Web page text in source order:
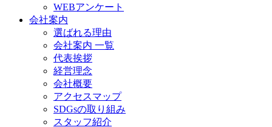
WEBアンケート
会社案内
選ばれる理由
会社案内 一覧
代表挨拶
経営理念
会社概要
アクセスマップ
SDGsの取り組み
スタッフ紹介